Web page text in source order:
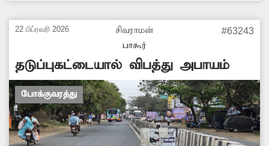
22 பிப்ரவரி 2026
சிவராமன்
பாகூர்
#63243
தடுப்புகட்டையால் விபத்து அபாயம்
போக்குவரத்து